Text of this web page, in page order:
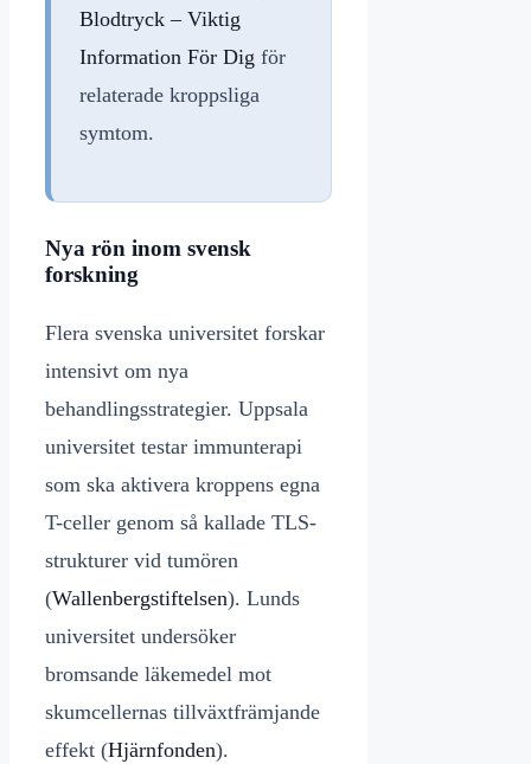
Blodtryck – Viktig
Information För Dig för
relaterade kroppsliga
symtom.
Nya rön inom svensk
forskning
Flera svenska universitet forskar
intensivt om nya
behandlingsstrategier. Uppsala
universitet testar immunterapi
som ska aktivera kroppens egna
T-celler genom så kallade TLS-
strukturer vid tumören
(Wallenbergstiftelsen). Lunds
universitet undersöker
bromsande läkemedel mot
skumcellernas tillväxtfrämjande
effekt (Hjärnfonden).